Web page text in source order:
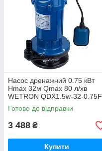
Насос дренажний 0.75 кВт
Hmax 32м Qmax 80 л/хв
WETRON QDX1.5w-32-0.75F
(773198)
Готово до відправки
3 488 ₴
Купити